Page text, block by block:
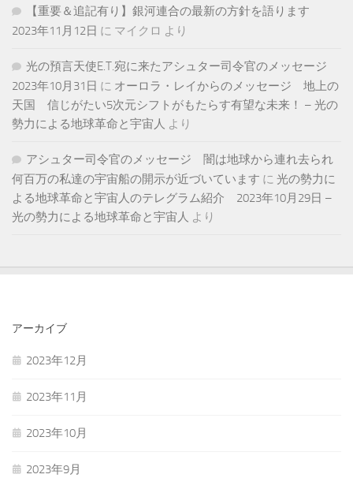
【重要＆追記有り】銀河連合の最新の方針を語ります
2023年11月12日 に マイクロ より
光の預言天使E.T.宛に来たアシュター司令官のメッセージ
2023年10月31日 に オーロラ・レイからのメッセージ 地上の
天国 信じがたい5次元シフトがもたらす有望な未来！ – 光の
勢力による地球革命と宇宙人 より
アシュター司令官のメッセージ 闇は地球から連れ去られ
何百万の私達の宇宙船の開示が近づいています に 光の勢力に
よる地球革命と宇宙人のテレグラム紹介 2023年10月29日 –
光の勢力による地球革命と宇宙人 より
アーカイブ
2023年12月
2023年11月
2023年10月
2023年9月